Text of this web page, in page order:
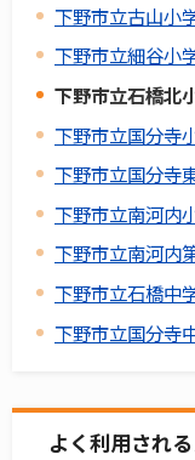
下野市立古山小
下野市立細谷小
下野市立石橋北
下野市立国分寺
下野市立国分寺
下野市立南河内
下野市立南河内
下野市立石橋中
下野市立国分寺
よく利用され